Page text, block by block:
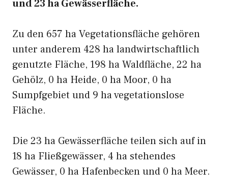
und 23 ha Gewässerfläche.
Zu den 657 ha Vegetationsfläche gehören
unter anderem 428 ha landwirtschaftlich
genutzte Fläche, 198 ha Waldfläche, 22 ha
Gehölz, 0 ha Heide, 0 ha Moor, 0 ha
Sumpfgebiet und 9 ha vegetationslose
Fläche.
Die 23 ha Gewässerfläche teilen sich auf in
18 ha Fließgewässer, 4 ha stehendes
Gewässer, 0 ha Hafenbecken und 0 ha Meer.